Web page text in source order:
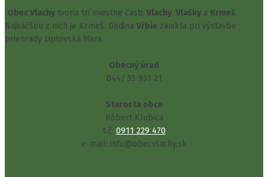
Obec Vlachy tvoria tri miestne časti: Vlachy, Vlašky a Krmeš.
Najväčšou z nich je Krmeš. Dedina Vŕbie zanikla pri výstavbe
priehrady Liptovská Mara.
Obecný úrad
044/ 55 931 21
Starosta obce
Róbert Klubica
t.č. 0911 229 470
e-mail: info@obecvlachy.sk